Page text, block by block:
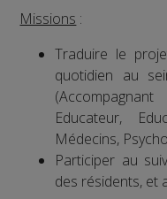
Missions :
Traduire le
quotidien au
Educateur,
Médecins,
Participer au
des résidents, et